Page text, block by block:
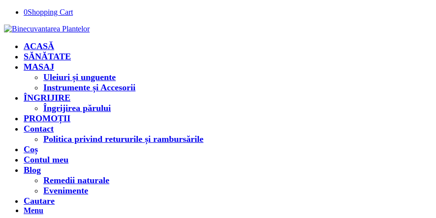
0Shopping Cart
ACASĂ
SĂNĂTATE
MASAJ
Uleiuri și unguente
Instrumente și Accesorii
ÎNGRIJIRE
Îngrijirea părului
PROMOȚII
Contact
Politica privind retururile și rambursările
Coș
Contul meu
Blog
Remedii naturale
Evenimente
Cautare
Menu